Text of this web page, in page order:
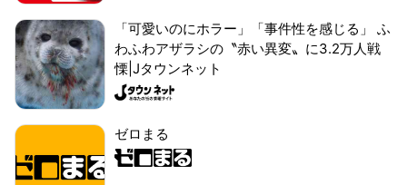
「可愛いのにホラー」「事件性を感じる」 ふ
わふわアザラシの〝赤い異変〟に3.2万人戦
慄|Jタウンネット
ゼロまる